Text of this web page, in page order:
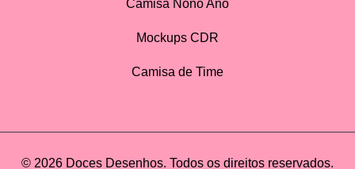
Camisa Nono Ano
Mockups CDR
Camisa de Time
© 2026 Doces Desenhos. Todos os direitos reservados.